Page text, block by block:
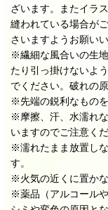
ざいます。またイラ
縫われている場合が
さいますようお願いい
※繊細な風合いの生
たり引っ掛けないよ
でください。破れの
※先端の鋭利なもの
※摩擦、汗、水濡れ
いますのでご注意くだ
※濡れたまま放置し
す。
※火気の近くに置かな
※薬品（アルコール